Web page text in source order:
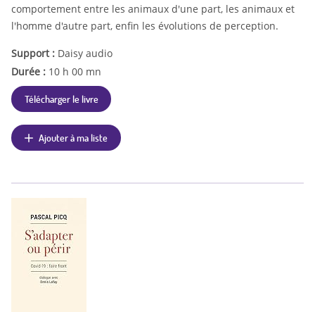
comportement entre les animaux d'une part, les animaux et
l'homme d'autre part, enfin les évolutions de perception.
Support : Daisy audio
Durée : 10 h 00 mn
Télécharger le livre
Ajouter à ma liste